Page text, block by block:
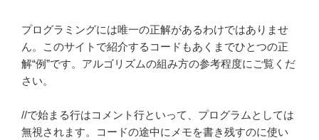
プログラミングには唯一の正解があるわけではありませ
ん。このサイトで紹介するコードもあくまでひとつの正
解“例”です。アルゴリズムの組み方の参考程度にご覧くだ
さい。
//で始まる行はコメント行といって、プログラムとしては
無視されます。コードの途中にメモを書き残すのに使い